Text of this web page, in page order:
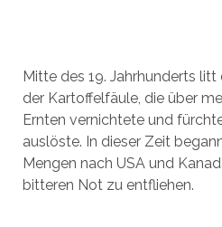
Mitte des 19. Jahrhunderts litt
der Kartoffelfäule, die über
Ernten vernichtete und
auslöste. In dieser Zeit
Mengen nach USA und
bitteren Not zu entfliehen.